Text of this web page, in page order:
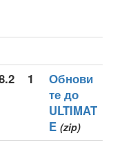
1
Обнови
те до
ULTIMAT
E (zip)